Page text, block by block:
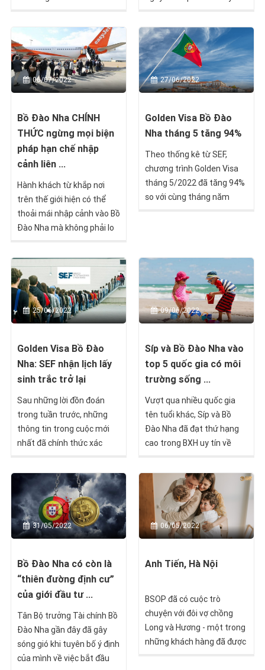
và Phát triển Kinh tế
(OECD) cấp hiện có thể lái
xe ở Bồ Đào Nha mà không
cần phải đổi bằng lái xe.
năm trở lại của chương
trình Golden Visa nước này.
06/07/2022
Bồ Đào Nha CHÍNH
THỨC ngừng mọi biện
pháp hạn chế nhập
cảnh liên ...
Hành khách từ khắp nơi
trên thế giới hiện có thể
thoải mái nhập cảnh vào Bồ
Đào Nha mà không phải lo
quan COVID-19.
27/06/2022
Golden Visa Bồ Đào
Nha tháng 5 tăng 94%
Theo thống kê từ SEF,
chương trình Golden Visa
tháng 5/2022 đã tăng 94%
so với cùng tháng năm
25/06/2022
Golden Visa Bồ Đào
Nha: SEF nhận lịch lấy
sinh trắc trở lại
Sau những lời đồn đoán
trong tuần trước, những
thông tin trong cuộc mới
nhất đã chính thức xác
Nha (SEF) đã cho phép đặt
lịch lấy sinh trắc trở lại.
09/06/2022
Síp và Bồ Đào Nha vào
top 5 quốc gia có môi
trường sống ...
Vượt qua nhiều quốc gia
tên tuổi khác, Síp và Bồ
Đào Nha đã đạt thứ hạng
cao trong BXH uy tín về
em.
31/05/2022
Bồ Đào Nha có còn là
“thiên đường định cư”
của giới đầu tư ...
Tân Bộ trưởng Tài chính Bồ
Đào Nha gần đây đã gây
sóng gió khi tuyên bố ý định
của mình về việc bắt đầu
06/05/2022
Anh Tiến, Hà Nội
BSOP đã có cuộc trò
chuyện với đôi vợ chồng
Long và Hương - một trong
những khách hàng đã được